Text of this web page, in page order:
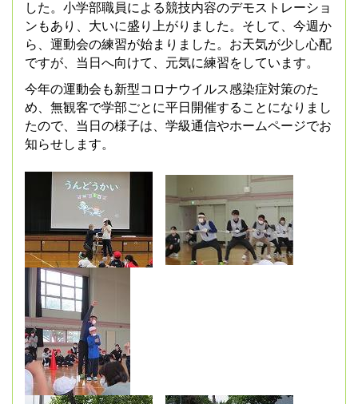
した。小学部職員による競技内容のデモストレーショ
ンもあり、大いに盛り上がりました。そして、今週か
ら、運動会の練習が始まりました。お天気が少し心配
ですが、当日へ向けて、元気に練習をしています。
今年の運動会も新型コロナウイルス感染症対策のた
め、無観客で学部ごとに平日開催することになりまし
たので、当日の様子は、学級通信やホームページでお
知らせします。